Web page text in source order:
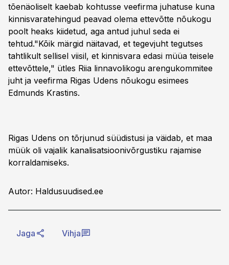
tõenäoliselt kaebab kohtusse veefirma juhatuse kuna
kinnisvaratehingud peavad olema ettevõtte nõukogu
poolt heaks kiidetud, aga antud juhul seda ei
tehtud."Kõik märgid näitavad, et tegevjuht tegutses
tahtlikult sellisel viisil, et kinnisvara edasi müüa teisele
ettevõttele," ütles Riia linnavolikogu arengukommitee
juht ja veefirma Rigas Udens nõukogu esimees
Edmunds Krastins.
Rigas Udens on tõrjunud süüdistusi ja väidab, et maa
müük oli vajalik kanalisatsioonivõrgustiku rajamise
korraldamiseks.
Autor: Haldusuudised.ee
Jaga Vihja